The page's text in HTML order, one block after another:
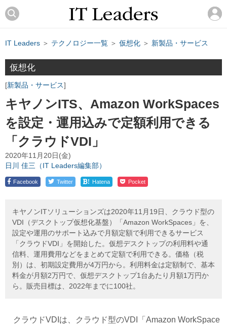
IT Leaders ＞ テクノロジー一覧 ＞ 仮想化 ＞ 新製品・サービス
仮想化
新製品・サービス
キヤノンITS、Amazon WorkSpaces
を設定・運用込みで定額利用できる
「クラウドVDI」
2020年11月20日(金)
日川 佳三（IT Leaders編集部）
Facebook Twitter ! Hatena Pocket
キヤノンITソリューションズは2020年11月19日、クラウド型の
VDI（デスクトップ仮想化基盤）「Amazon WorkSpaces」を、
設定や運用のサポート込みで月額定額で利用できるサービス
「クラウドVDI」を開始した。仮想デスクトップの利用料や通
信料、運用費用などをまとめて定額で利用できる。価格（税
別）は、初期設定費用が4万円から。利用料金は定額制で、基本
料金が月額2万円で、仮想デスクトップ1台あたり月額1万円か
ら。販売目標は、2022年までに100社。
クラウドVDIは、クラウド型のVDI「Amazon WorkSpace